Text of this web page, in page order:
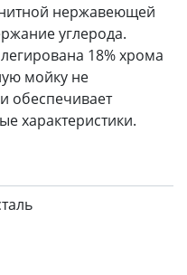
нержавеющей
углерода.
18% хрома
мойку не
обеспечивает
характеристики.